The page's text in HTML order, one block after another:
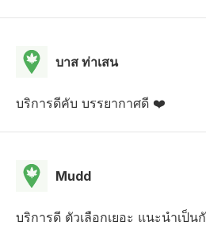
บาส ท่าเสน
บริการดีคับ บรรยากาศดี ❤️
Mudd
บริการดี ตัวเลือกเยอะ แนะนำเป็น